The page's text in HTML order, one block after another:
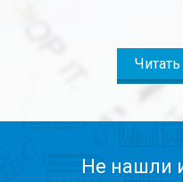
Не нашли